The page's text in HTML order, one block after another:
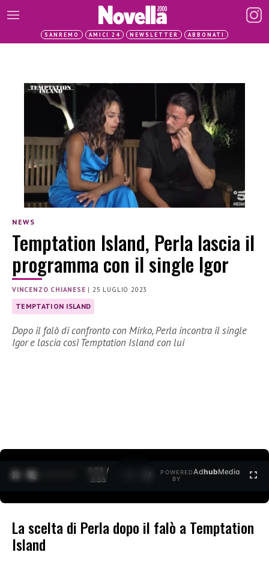
SANREMO AMICI 24 NEWSLETTER ABBONATI
NEWS
Temptation Island, Perla lascia il
programma con il single Igor
VINCENZO CHIANESE |25 LUGLIO 2023
TEMPTATION ISLAND
Dopo il falò di confronto con Mirko, Perla incontra il single
Igor e lascia così Temptation Island con lui
0:30 /
3:35
POWERED
BY
AdhubMedia
La scelta di Perla dopo il falò a Temptation
Island